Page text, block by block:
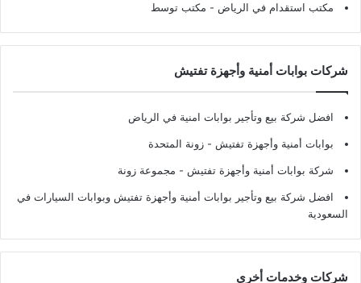
مكتب استقدام في الرياض - مكتب توسط
شركات بوابات أمنية وأجهزة تفتيش
افضل شركة بيع وتأجير بوابات امنية في الرياض
بوابات أمنية وأجهزة تفتيش - زونة المتحدة
شركة بوابات أمنية وأجهزة تفتيش - مجموعة زونة
افضل شركة بيع وتأجير بوابات أمنية وأجهزة تفتيش وبوابات السيارات في
السعودية
شركات وخدمات أخرى